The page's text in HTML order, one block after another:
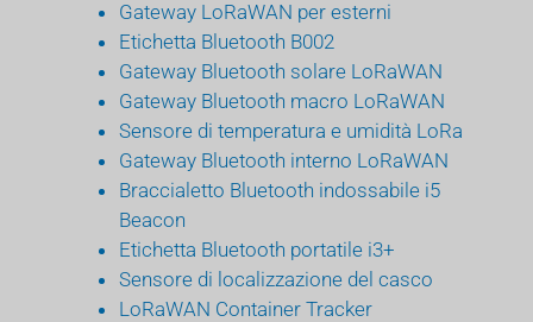
Gateway LoRaWAN per esterni
Etichetta Bluetooth B002
Gateway Bluetooth solare LoRaWAN
Gateway Bluetooth macro LoRaWAN
Sensore di temperatura e umidità LoRa
Gateway Bluetooth interno LoRaWAN
Braccialetto Bluetooth indossabile i5
Beacon
Etichetta Bluetooth portatile i3+
Sensore di localizzazione del casco
LoRaWAN Container Tracker